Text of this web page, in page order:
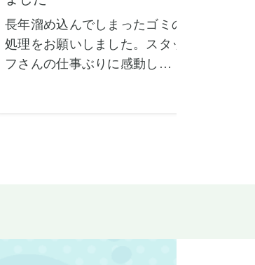
長年溜め込んでしまったゴミの
処理をお願いしました。スタッ
フさんの仕事ぶりに感動しまし
ぐに相談に乗ってくださり、一